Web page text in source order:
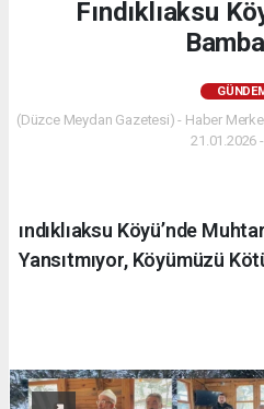
Fındıklıaksu
(Düzce Meydan Gazetesi) - Haber
21.01.2026
ındıklıaksu Köyü’nde
Yansıtmıyor, Köyümüzü